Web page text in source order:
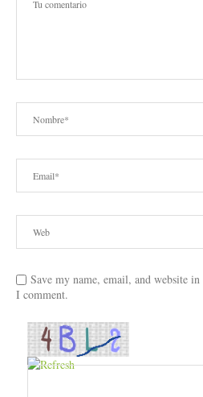
Save my name, email, and website
I comment.